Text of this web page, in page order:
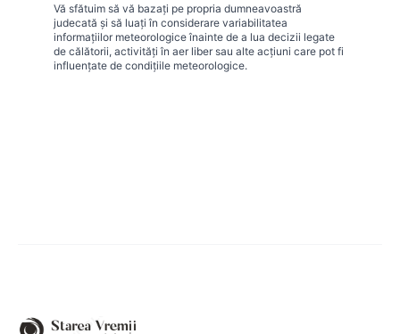
Vă sfătuim să vă bazați pe propria dumneavoastră
judecată și să luați în considerare variabilitatea
informațiilor meteorologice înainte de a lua decizii legate
de călătorii, activități în aer liber sau alte acțiuni care pot fi
influențate de condițiile meteorologice.